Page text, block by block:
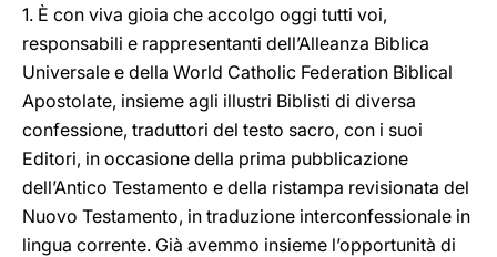
1. È con viva gioia che accolgo oggi tutti voi,
responsabili e rappresentanti dell’Alleanza Biblica
Universale e della World Catholic Federation Biblical
Apostolate, insieme agli illustri Biblisti di diversa
confessione, traduttori del testo sacro, con i suoi
Editori, in occasione della prima pubblicazione
dell’Antico Testamento e della ristampa revisionata del
Nuovo Testamento, in traduzione interconfessionale in
lingua corrente. Già avemmo insieme l’opportunità di